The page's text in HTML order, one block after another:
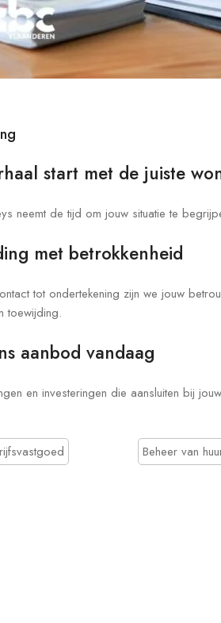
start met de juiste
neemt de tijd om jouw situatie te
met betrokkenheid
tot ondertekening zijn we jouw
toewijding.
aanbod vandaag
en investeringen die aansluiten bij
Beheer van